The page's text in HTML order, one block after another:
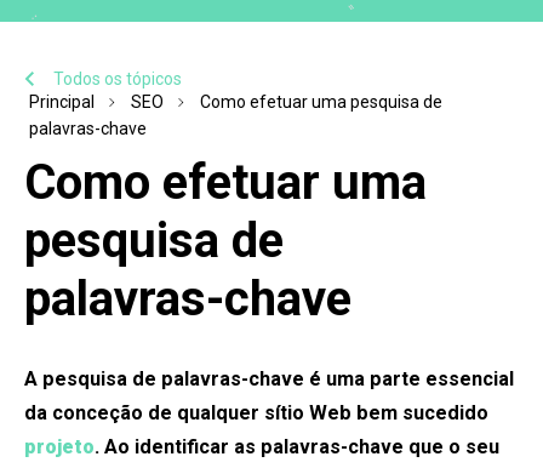
Todos os tópicos
Principal
SEO
Como efetuar uma pesquisa de
palavras-chave
Como efetuar uma
pesquisa de
palavras-chave
A pesquisa de palavras-chave é uma parte essencial
da conceção de qualquer sítio Web bem sucedido
projeto. Ao identificar as palavras-chave que o seu